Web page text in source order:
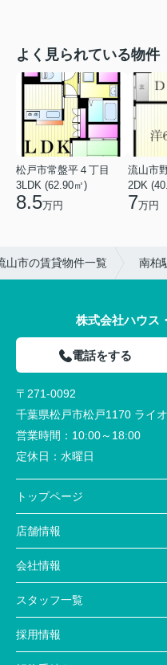
よく見られている物件
松戸市常盤平４丁目
3LDK (62.90㎡)
8.5万円
流山市
2DK
7万円
山市の賃貸物件一覧 南柏
株式会社ハウス
電話をする
〒271-0092
千葉県松戸市松戸1170 ライ
営業時間： 10:00～18:00
定休日： 水曜日
トップページ
店舗情報
会社情報
スタッフ一覧
採用情報